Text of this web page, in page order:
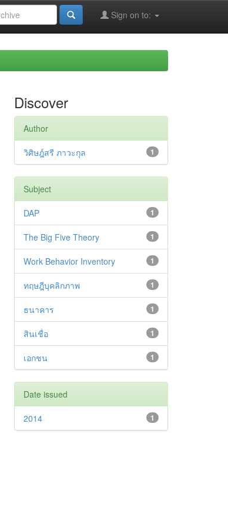
Sign on to:
Discover
Author
1
วิศิษฎ์สรี ภาวะกุล
Subject
1
DAP
1
The Big Five Theory
1
Work Behavior Inventory
1
ทฤษฎีบุคลิกภาพ
1
ธนาคาร
1
สินเชื่อ
1
เอกชน
Date issued
1
2014